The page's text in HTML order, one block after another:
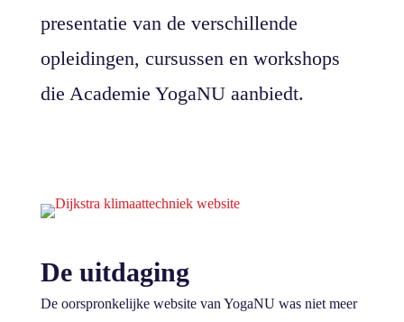
presentatie van de verschillende
opleidingen, cursussen en workshops
die Academie YogaNU aanbiedt.
De uitdaging
De oorspronkelijke website van YogaNU was niet meer